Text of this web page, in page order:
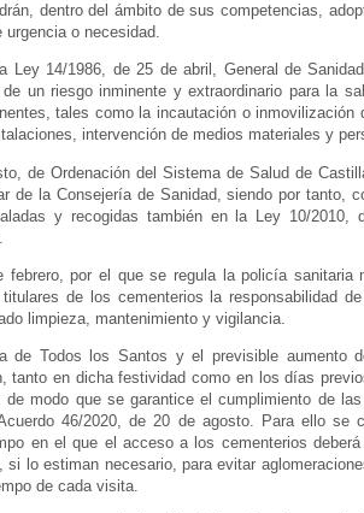
dentro del ámbito de sus competencias,
urgencia o necesidad.
Ley 14/1986, de 25 de abril, General de
un riesgo inminente y extraordinario para la
tales como la incautación o
intervención de medios materiales y
de Ordenación del Sistema de Salud de
de la Consejería de Sanidad, siendo por tanto,
y recogidas también en la Ley 10/
febrero, por el que se regula la policía
de los cementerios la responsabilidad
limpieza, mantenimiento y vigilancia.
de Todos los Santos y el previsible
tanto en dicha festividad como en los días
modo que se garantice el cumplimiento de
46/2020, de 20 de agosto. Para ello se
en el que el acceso a los cementerios
lo estiman necesario, para evitar
de cada visita.